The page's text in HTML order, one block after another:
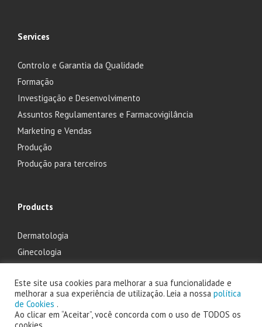
Services
Controlo e Garantia da Qualidade
Formação
Investigação e Desenvolvimento
Assuntos Regulamentares e Farmacovigilância
Marketing e Vendas
Produção
Produção para terceiros
Products
Dermatologia
Ginecologia
Otorrinolaringologia
Este site usa cookies para melhorar a sua funcionalidade e
melhorar a sua experiência de utilização. Leia a nossa política
de Cookies .
Ao clicar em “Aceitar”, você concorda com o uso de TODOS os